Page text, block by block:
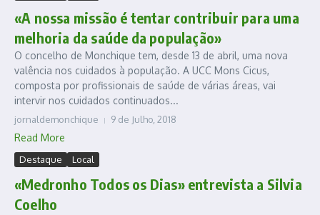
«A nossa missão é tentar contribuir para uma
melhoria da saúde da população»
O concelho de Monchique tem, desde 13 de abril, uma nova
valência nos cuidados à população. A UCC Mons Cicus,
composta por profissionais de saúde de várias áreas, vai
intervir nos cuidados continuados...
jornaldemonchique 9 de Julho, 2018
Read More
Destaque Local
«Medronho Todos os Dias» entrevista a Silvia
Coelho